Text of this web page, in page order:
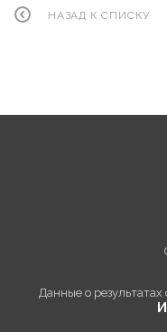
НАЗАД К СПИСКУ
Данные о